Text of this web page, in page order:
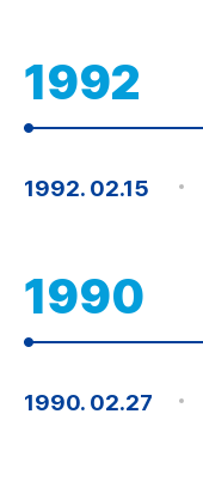
1992
1992. 02.15
1990
1990. 02.27